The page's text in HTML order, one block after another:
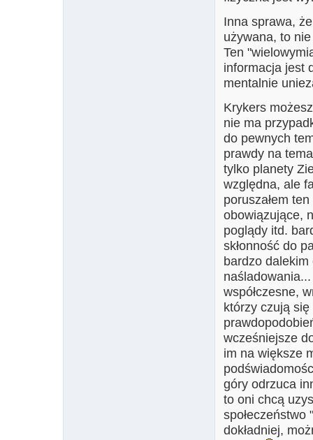
Inna sprawa,
używana, to
Ten
informacja jest
mentalnie
Krykers
nie ma
do pewnych
prawdy na
tylko planety
względna, ale
poruszałem
obowiązujące,
poglądy itd.
skłonność do
bardzo dalekim
współczesne,
którzy czują
wcześniejsze
im na większe
góry odrzuca
to oni chcą
dokładniej,